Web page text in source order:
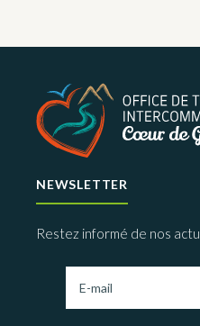
NEWSLETTER
Restez informé de nos